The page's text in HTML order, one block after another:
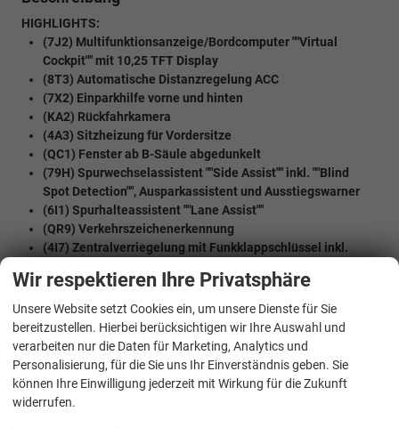
HIGHLIGHTS:
(7J2) Multifunktionsanzeige/Bordcomputer ""Virtual
Cockpit"" mit 10,25 TFT Display
(8T3) Automatische Distanzregelung ACC
(7X2) Einparkhilfe vorne und hinten
(KA2) Rückfahrkamera
(4A3) Sitzheizung für Vordersitze
(QC1) Fenster ab B-Säule abgedunkelt
(79H) Spurwechselassistent ""Side Assist"" inkl. ""Blind
Spot Detection"", Ausparkassistent und Ausstiegswarner
(6I1) Spurhalteassistent ""Lane Assist""
(QR9) Verkehrszeichenerkennung
(4I7) Zentralverriegelung mit Funkklappschlüssel inkl.
(2J1) Stoßfänger in Wagenfarbe lackiert
(ZVG) Technik Paket
(ZVC) Winterpaket ""Basis""
Werksanschlussgarantie auf 5 Jahre / max. 200.000 Km
MULTIMEDIA UND KOMMUNIKATION:
(I8U) Radio Composition mit 26 cm (10,4"") Touch-
Wir respektieren Ihre Privatsphäre
Unsere Website setzt Cookies ein, um unsere Dienste für Sie
bereitzustellen. Hierbei berücksichtigen wir Ihre Auswahl und
verarbeiten nur die Daten für Marketing, Analytics und
Personalisierung, für die Sie uns Ihr Einverständnis geben. Sie
können Ihre Einwilligung jederzeit mit Wirkung für die Zukunft
widerrufen.